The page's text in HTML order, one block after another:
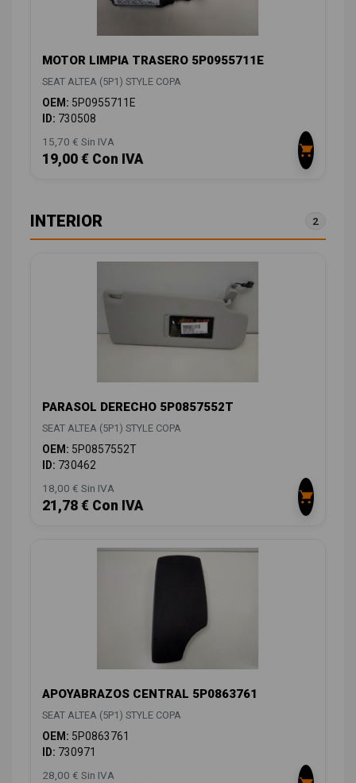
MOTOR LIMPIA TRASERO 5P0955711E
SEAT ALTEA (5P1) STYLE COPA
OEM: 5P0955711E
ID: 730508
15,70 € Sin IVA
19,00 € Con IVA
INTERIOR 2
PARASOL DERECHO 5P0857552T
SEAT ALTEA (5P1) STYLE COPA
OEM: 5P0857552T
ID: 730462
18,00 € Sin IVA
21,78 € Con IVA
APOYABRAZOS CENTRAL 5P0863761
SEAT ALTEA (5P1) STYLE COPA
OEM: 5P0863761
ID: 730971
28,00 € Sin IVA